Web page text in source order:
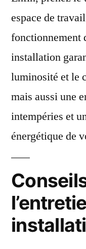
espace de
fonctionnement
installation
luminosité et le
mais aussi une
intempéries et
énergétique de